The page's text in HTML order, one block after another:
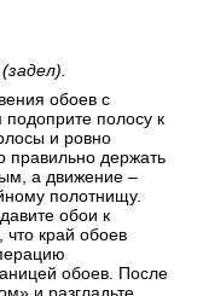
обоев с
полосу к
и ровно
правильно держать
а движение –
полотнищу.
обои к
что край обоев
обоев. После